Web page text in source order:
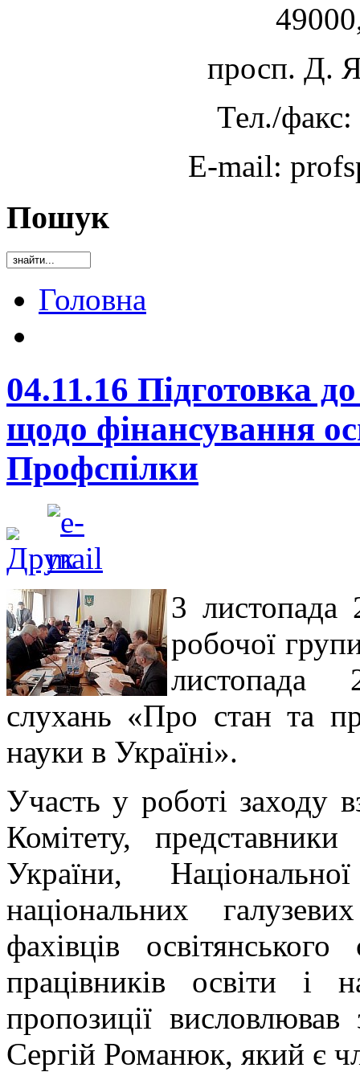
просп. Д.
Тел./
E-mail:
Пошук
Головна
04.11.16 Підготовка
щодо фінансування
Профспілки
3 листопада
робочої
листопада
слухань «Про стан та
науки в Україні».
Участь у роботі заходу
Комітету,
України,
національних
фахівців
працівників освіти і
пропозиції
Сергій Романюк, який є